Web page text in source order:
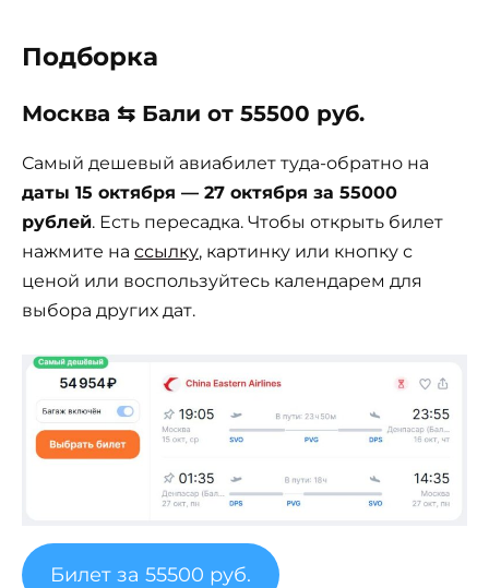
Подборка
Москва ⇆ Бали от 55500 руб.
Самый дешевый авиабилет туда-обратно на
даты 15 октября — 27 октября за 55000
рублей. Есть пересадка. Чтобы открыть билет
нажмите на ссылку, картинку или кнопку с
ценой или воспользуйтесь календарем для
выбора других дат.
Билет за 55500 руб.